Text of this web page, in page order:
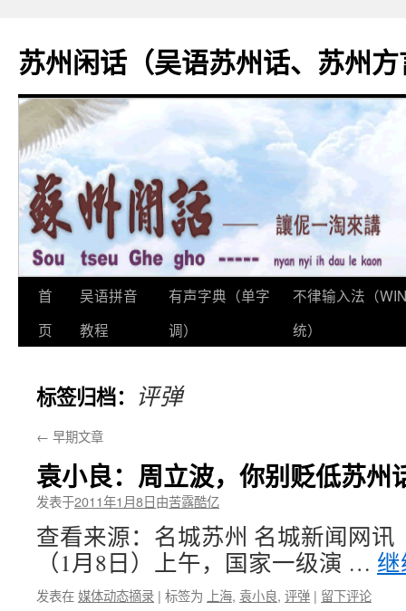
苏州闲话（吴语苏州话、苏州
跳
至
文
首
页
吴语拼音
教程
有声字典（单字
调）
不律输入法（
统）
标签归档： 评弹
← 早期文章
袁小良：周立波，你别贬低苏州
发表于2011年1月8日由苦露酷亿
查看来源：名城苏州 名城新闻网讯
（1月8日）上午，国家一级演 …
发表在媒体动态摘录 | 标签为 上海, 袁小良, 评弹 | 留下评论